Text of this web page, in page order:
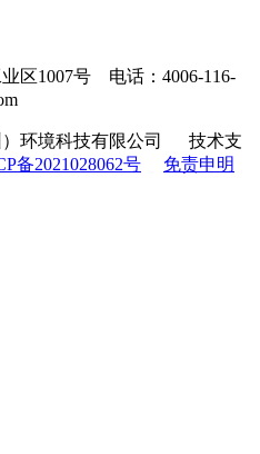
区1007号
电话：4006-116-
环境科技有限公司
技术支
备2021028062号 免责申明